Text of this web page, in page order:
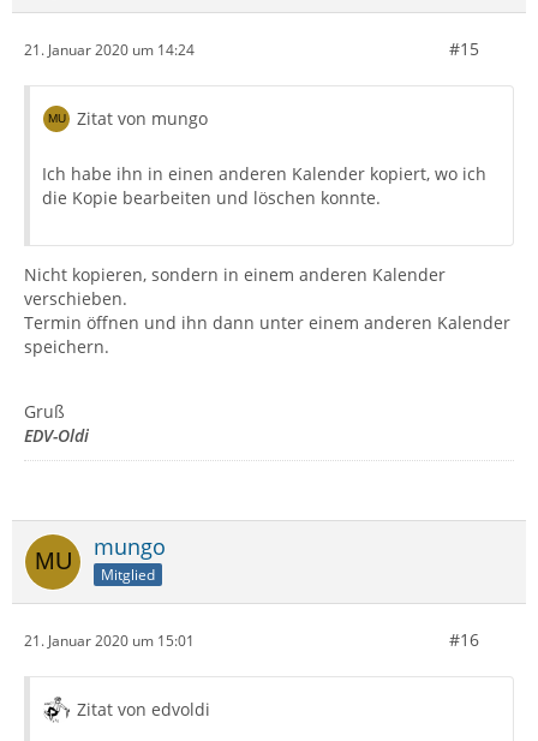
21. Januar 2020 um 14:24 #15
Zitat von mungo
Ich habe ihn in einen anderen Kalender kopiert, wo ich
die Kopie bearbeiten und löschen konnte.
Nicht kopieren, sondern in einem anderen Kalender
verschieben.
Termin öffnen und ihn dann unter einem anderen Kalender
speichern.
Gruß
EDV-Oldi
mungo
Mitglied
21. Januar 2020 um 15:01 #16
Zitat von edvoldi